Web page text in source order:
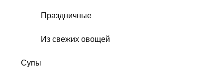
Праздничные
Из свежих овощей
Супы